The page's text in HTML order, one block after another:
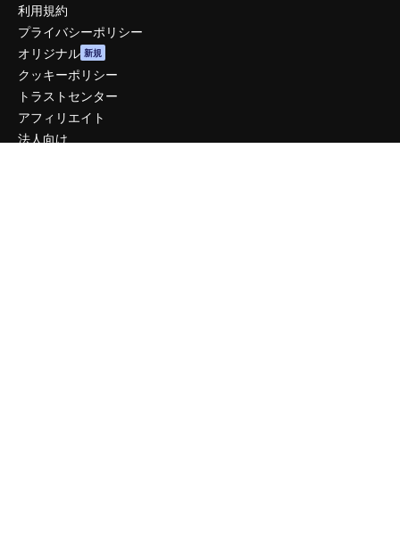
利用規約
プライバシーポリシー
オリジナル 新規
クッキーポリシー
トラストセンター
アフィリエイト
法人向け